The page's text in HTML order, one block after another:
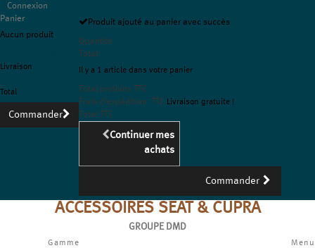
Connexion
Panier
Aucun produit
Livraison
Total
Commander
Produit ajouté au panier avec succès
Quantité
Total
Il y a 1 article dans votre panier
Total produits TTC
Frais d'expédition TTC Livraison gratuite !
Total TTC
Continuer mes
achats
Commander
ACCESSOIRES SEAT & CUPRA
GROUPE DMD
Menu
Gamme